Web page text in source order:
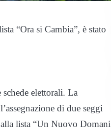
“Ora si Cambia”, è stato
elettorali. La
di due seggi
alla lista “Un Nuovo Domani